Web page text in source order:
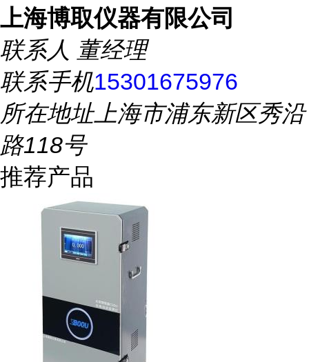
上海博取仪器有限公司
联系人 董经理
联系手机15301675976
所在地址上海市浦东新区秀沿
路118号
推荐产品